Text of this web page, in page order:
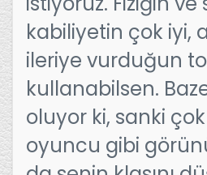
kabiliyetin çok iyi,
ileriye vurduğun
kullanabilsen.
oluyor ki, sanki
oyuncu gibi